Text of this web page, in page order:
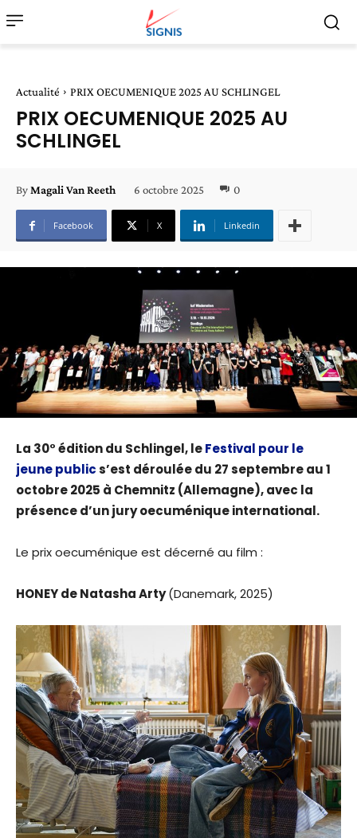
Actualité PRIX OECUMENIQUE 2025 AU SCHLINGEL
PRIX OECUMENIQUE 2025 AU
SCHLINGEL
ByMagali Van Reeth 6 octobre 2025 0
Facebook X Linkedin
La 30° édition du Schlingel, leFestival pour le
jeune publics’est déroulée du 27 septembre au 1
octobre 2025 à Chemnitz (Allemagne), avec la
présence d’un jury oecuménique international.
Le prix oecuménique est décerné au film :
HONEY de Natasha Arty(Danemark, 2025)